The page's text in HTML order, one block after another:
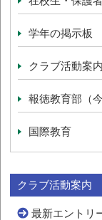
学年の掲示板
クラブ活動案内
報徳教育部（
国際教育
クラブ活動案内
最新エントリ